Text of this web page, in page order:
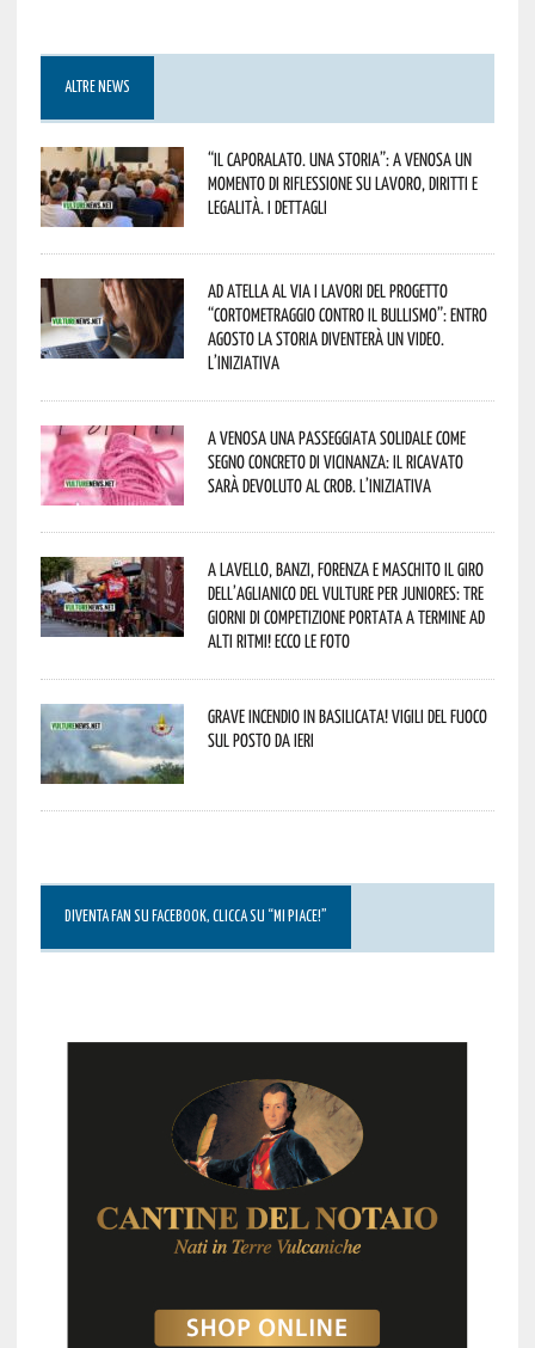
ALTRE NEWS
“Il caporalato. Una storia”: a Venosa un
momento di riflessione su lavoro, diritti e
legalità. I dettagli
Ad Atella al via i lavori del progetto
“Cortometraggio contro il bullismo”: entro
agosto la storia diventerà un video.
L’iniziativa
A Venosa una passeggiata solidale come
segno concreto di vicinanza: il ricavato
sarà devoluto al CROB. L’iniziativa
A Lavello, Banzi, Forenza e Maschito il Giro
dell’Aglianico del Vulture per juniores: tre
giorni di competizione portata a termine ad
alti ritmi! Ecco le foto
Grave incendio in Basilicata! Vigili del fuoco
sul posto da ieri
DIVENTA FAN SU FACEBOOK, CLICCA SU “MI PIACE!”